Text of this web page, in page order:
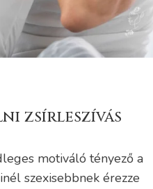
zsírleszívás
motiváló tényező a
szexisebbnek érezze